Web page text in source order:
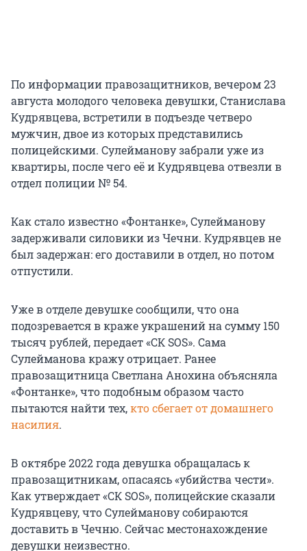
По информации правозащитников, вечером 23
августа молодого человека девушки, Станислава
Кудрявцева, встретили в подъезде четверо
мужчин, двое из которых представились
полицейскими. Сулейманову забрали уже из
квартиры, после чего её и Кудрявцева отвезли в
отдел полиции № 54.
Как стало известно «Фонтанке», Сулейманову
задерживали силовики из Чечни. Кудрявцев не
был задержан: его доставили в отдел, но потом
отпустили.
Уже в отделе девушке сообщили, что она
подозревается в краже украшений на сумму 150
тысяч рублей, передает «СК SOS». Сама
Сулейманова кражу отрицает. Ранее
правозащитница Светлана Анохина объясняла
«Фонтанке», что подобным образом часто
пытаются найти тех,кто сбегает от домашнего
насилия.
В октябре 2022 года девушка обращалась к
правозащитникам, опасаясь «убийства чести».
Как утверждает «СК SOS», полицейские сказали
Кудрявцеву, что Сулейманову собираются
доставить в Чечню. Сейчас местонахождение
девушки неизвестно.